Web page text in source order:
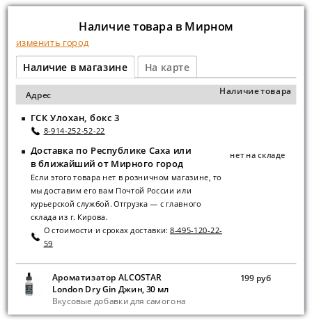
Наличие товара в Мирном
изменить город
Наличие в магазине На карте
Адрес Наличие товара
ГСК Улохан, бокс 3
8-914-252-52-22
Доставка по Республике Саха или
в ближайший от Мирного город
Если этого товара нет в розничном магазине, то
мы доставим его вам Почтой России или
курьерской службой. Отгрузка — с главного
склада из г. Кирова.
О стоимости и сроках доставки: 8-495-120-22-
59
нет на складе
Ароматизатор ALCOSTAR
London Dry Gin Джин, 30 мл
Вкусовые добавки для самогона
199 руб